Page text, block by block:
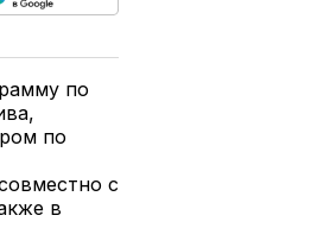
по
по
с
в